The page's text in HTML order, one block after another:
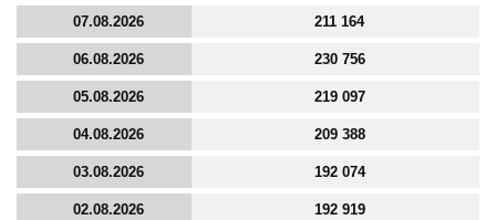
07.08.2026 211 164
06.08.2026 230 756
05.08.2026 219 097
04.08.2026 209 388
03.08.2026 192 074
02.08.2026 192 919